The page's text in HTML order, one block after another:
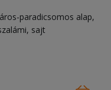
paradicsomos alap,
sajt